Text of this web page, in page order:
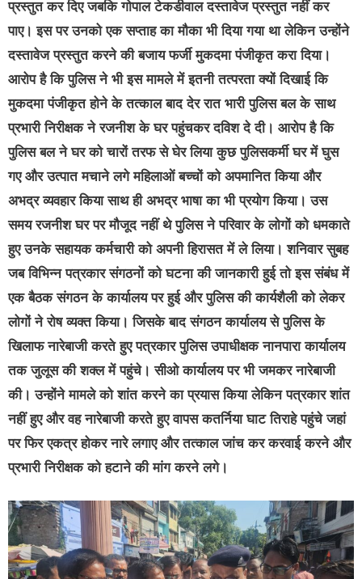
प्रस्तुत कर दिए जबकि गोपाल टेकडीवाल दस्तावेज प्रस्तुत नहीं कर
पाए। इस पर उनको एक सप्ताह का मौका भी दिया गया था लेकिन उन्होंने
दस्तावेज प्रस्तुत करने की बजाय फर्जी मुकदमा पंजीकृत करा दिया।
आरोप है कि पुलिस ने भी इस मामले में इतनी तत्परता क्यों दिखाई कि
मुकदमा पंजीकृत होने के तत्काल बाद देर रात भारी पुलिस बल के साथ
प्रभारी निरीक्षक ने रजनीश के घर पहुंचकर दविश दे दी। आरोप है कि
पुलिस बल ने घर को चारों तरफ से घेर लिया कुछ पुलिसकर्मी घर में घुस
गए और उत्पात मचाने लगे महिलाओं बच्चों को अपमानित किया और
अभद्र व्यवहार किया साथ ही अभद्र भाषा का भी प्रयोग किया। उस
समय रजनीश घर पर मौजूद नहीं थे पुलिस ने परिवार के लोगों को धमकाते
हुए उनके सहायक कर्मचारी को अपनी हिरासत में ले लिया। शनिवार सुबह
जब विभिन्न पत्रकार संगठनों को घटना की जानकारी हुई तो इस संबंध में
एक बैठक संगठन के कार्यालय पर हुई और पुलिस की कार्यशैली को लेकर
लोगों ने रोष व्यक्त किया। जिसके बाद संगठन कार्यालय से पुलिस के
खिलाफ नारेबाजी करते हुए पत्रकार पुलिस उपाधीक्षक नानपारा कार्यालय
तक जुलूस की शक्ल में पहुंचे। सीओ कार्यालय पर भी जमकर नारेबाजी
की। उन्होंने मामले को शांत करने का प्रयास किया लेकिन पत्रकार शांत
नहीं हुए और वह नारेबाजी करते हुए वापस कतर्निया घाट तिराहे पहुंचे जहां
पर फिर एकत्र होकर नारे लगाए और तत्काल जांच कर करवाई करने और
प्रभारी निरीक्षक को हटाने की मांग करने लगे।